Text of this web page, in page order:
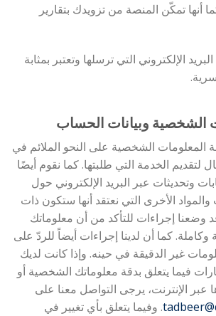
أنها تمكّن المنصة من تزويدك بتقارير
الإلكتروني التي ترسلها وتعتبر بمثابة
الشخصية وبيانات الحساب
المعلومات الشخصية على النحو الملائم في
لتقديم الخدمة التي طلبتها. كما نقوم أيضًا
وتحديثات عبر البريد الإلكتروني حول
الأخرى التي نعتقد أنها ستكون ذات
وضعنا إجراءات للتأكد من أن معلوماتك
وكاملة. كما أن لدينا إجراءات أيضاً للردّ على
غير الدقيقة في حينه. وإذا كانت لديك
فيما يتعلق بدقة معلوماتك الشخصية أو
عبر الإنترنت، يرجى التواصل معنا على
. وفيما يتعلق بأي تغيير في